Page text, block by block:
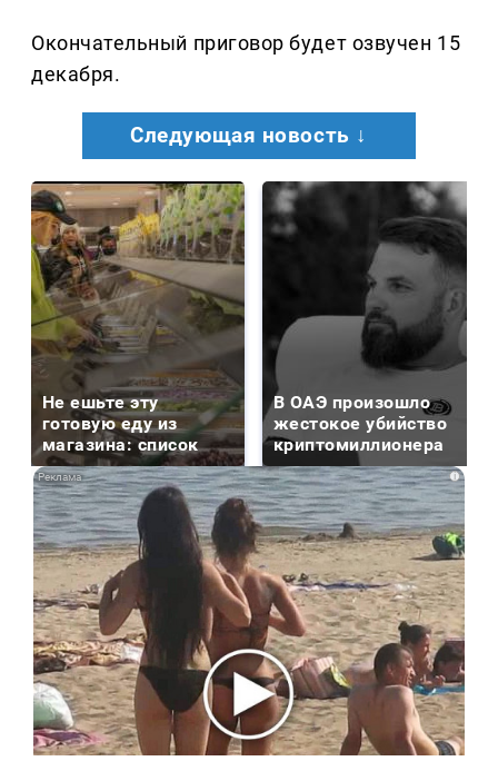
Окончательный приговор будет озвучен 15
декабря.
Следующая новость ↓
Не ешьте эту
готовую еду из
магазина: список
В ОАЭ произошло
жестокое убийство
криптомиллионера
i